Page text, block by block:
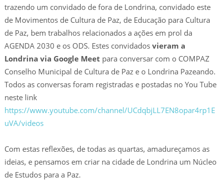
trazendo um convidado de fora de Londrina, convidado este
de Movimentos de Cultura de Paz, de Educação para Cultura
de Paz, bem trabalhos relacionados a ações em prol da
AGENDA 2030 e os ODS. Estes convidados vieram a
Londrina via Google Meet para conversar com o COMPAZ
Conselho Municipal de Cultura de Paz e o Londrina Pazeando.
Todos as conversas foram registradas e postadas no You Tube
neste link
https://www.youtube.com/channel/UCdqbjLL7EN8opar4rp1E
uVA/videos
Com estas reflexões, de todas as quartas, amadureçamos as
ideias, e pensamos em criar na cidade de Londrina um Núcleo
de Estudos para a Paz.